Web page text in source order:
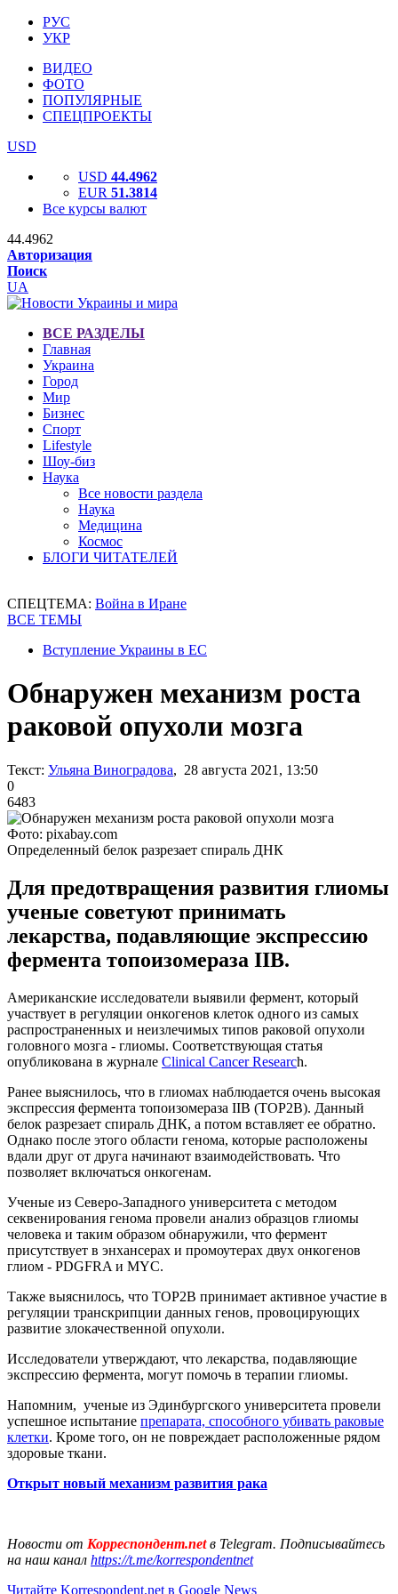
РУС
УКР
ВИДЕО
ФОТО
ПОПУЛЯРНЫЕ
СПЕЦПРОЕКТЫ
USD
USD 44.4962
EUR 51.3814
Все курсы валют
44.4962
Авторизация
Поиск
UA
ВСЕ РАЗДЕЛЫ
Главная
Украина
Город
Мир
Бизнес
Спорт
Lifestyle
Шоу-биз
Наука
Все новости раздела
Наука
Медицина
Космос
БЛОГИ ЧИТАТЕЛЕЙ
СПЕЦТЕМА: Война в Иране
ВСЕ ТЕМЫ
Вступление Украины в ЕС
Обнаружен механизм роста
раковой опухоли мозга
Текст: Ульяна Виноградова, 28 августа 2021, 13:50
0
6483
Фото: pixabay.com
Определенный белок разрезает спираль ДНК
Для предотвращения развития глиомы
ученые советуют принимать
лекарства, подавляющие экспрессию
фермента топоизомераза IIB.
Американские исследователи выявили фермент, который
участвует в регуляции онкогенов клеток одного из самых
распространенных и неизлечимых типов раковой опухоли
головного мозга - глиомы. Соответствующая статья
опубликована в журнале Clinical Cancer Research.
Ранее выяснилось, что в глиомах наблюдается очень высокая
экспрессия фермента топоизомераза IIB (TOP2B). Данный
белок разрезает спираль ДНК, а потом вставляет ее обратно.
Однако после этого области генома, которые расположены
вдали друг от друга начинают взаимодействовать. Что
позволяет включаться онкогенам.
Ученые из Северо-Западного университета с методом
секвенирования генома провели анализ образцов глиомы
человека и таким образом обнаружили, что фермент
присутствует в энхансерах и промоутерах двух онкогенов
глиом - PDGFRA и MYC.
Также выяснилось, что TOP2B принимает активное участие в
регуляции транскрипции данных генов, провоцирующих
развитие злокачественной опухоли.
Исследователи утверждают, что лекарства, подавляющие
экспрессию фермента, могут помочь в терапии глиомы.
Напомним, ученые из Эдинбургского университета провели
успешное испытание препарата, способного убивать раковые
клетки. Кроме того, он не повреждает расположенные рядом
здоровые ткани.
Открыт новый механизм развития рака
Новости от Корреспондент.netв Telegram. Подписывайтесь
на наш канал https://t.me/korrespondentnet
Читайте Korrespondent.net в Google News